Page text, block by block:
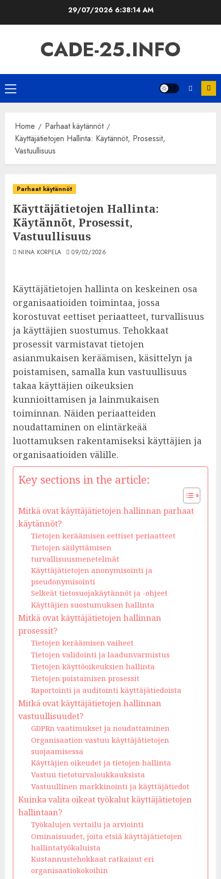
29/07/2026 6:38:15 AM
CADE-25.INFO
Primary
Menu
Home
Parhaat käytännöt
Käyttäjätietojen Hallinta: Käytännöt, Prosessit,
Vastuullisuus
Parhaat käytännöt
Käyttäjätietojen Hallinta:
Käytännöt, Prosessit,
Vastuullisuus
NIINA KORPELA 09/02/2026
Käyttäjätietojen hallinta on keskeinen osa
organisaatioiden toimintaa, jossa
korostuvat eettiset periaatteet, turvallisuus
ja käyttäjien suostumus. Tehokkaat
prosessit varmistavat tietojen
asianmukaisen keräämisen, käsittelyn ja
poistamisen, samalla kun vastuullisuus
takaa käyttäjien oikeuksien
kunnioittamisen ja lainmukaisen
toiminnan. Näiden periaatteiden
noudattaminen on elintärkeää
luottamuksen rakentamiseksi käyttäjien ja
organisaatioiden välille.
Key sections in the article:
Mitkä ovat käyttäjätietojen hallinnan parhaat
käytännöt?
Tietojen keräämisen eettiset periaatteet
Tietojen säilyttämisen
turvallisuusmenetelmät
Käyttäjätietojen anonymisointi ja
pseudonymisointi
Selkeät tietosuojakäytännöt ja -ohjeet
Käyttäjien suostumuksen hallinta
Mitkä ovat käyttäjätietojen hallinnan
prosessit?
Tietojen keräämisen vaiheet
Tietojen validointi ja laadunvarmistus
Tietojen käyttöoikeuksien hallinta
Tietojen poistamisen prosessit
Raportointi ja auditointi käyttäjätiedoista
Mitkä ovat käyttäjätietojen hallinnan
vastuullisuudet?
GDPRn vaatimukset ja noudattaminen
Organisaation vastuu käyttäjätietojen
suojaamisessa
Käyttäjien oikeudet ja tietojen hallinta
Vastuu tietoturvaloukkauksista
Vastuullinen markkinointi ja käyttäjätiedot
Kuinka valita oikeat työkalut käyttäjätietojen
hallintaan?
Työkalujen vertailu ja arviointi
Ominaisuudet, joita etsiä käyttäjätietojen
hallintatyökaluista
Kustannustehokkaat ratkaisut eri
organisaatiokokoihin